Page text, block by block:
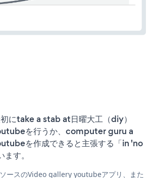
にtake a stab at日曜大工（diy）
を行うか、computer guru a
を作成できると主張する「in 'no
す。
ースのVideo gallery youtubeアプリ、また